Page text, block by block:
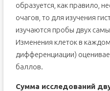
образуется, как правило,
очагов, то для изучения
изучаются пробы двух
Изменения клеток в каждом
дифференциации)
баллов.
Сумма исследований